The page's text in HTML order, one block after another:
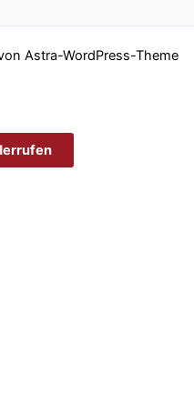
Astra-WordPress-Theme